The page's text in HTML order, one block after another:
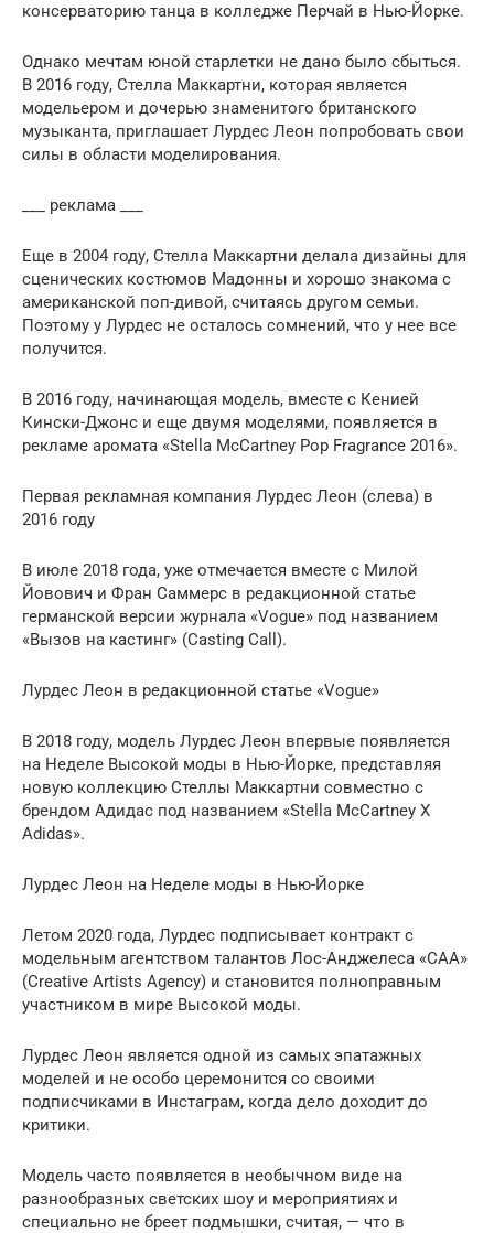
консерваторию танца в колледже Перчай в Нью-Йорке.
Однако мечтам юной старлетки не дано было сбыться.
В 2016 году, Стелла Маккартни, которая является
модельером и дочерью знаменитого британского
музыканта, приглашает Лурдес Леон попробовать свои
силы в области моделирования.
___ реклама ___
Еще в 2004 году, Стелла Маккартни делала дизайны для
сценических костюмов Мадонны и хорошо знакома с
американской поп-дивой, считаясь другом семьи.
Поэтому у Лурдес не осталось сомнений, что у нее все
получится.
В 2016 году, начинающая модель, вместе с Кенией
Кински-Джонс и еще двумя моделями, появляется в
рекламе аромата «Stella McCartney Pop Fragrance 2016».
Первая рекламная компания Лурдес Леон (слева) в
2016 году
В июле 2018 года, уже отмечается вместе с Милой
Йовович и Фран Саммерс в редакционной статье
германской версии журнала «Vogue» под названием
«Вызов на кастинг» (Casting Call).
Лурдес Леон в редакционной статье «Vogue»
В 2018 году, модель Лурдес Леон впервые появляется
на Неделе Высокой моды в Нью-Йорке, представляя
новую коллекцию Стеллы Маккартни совместно с
брендом Адидас под названием «Stella McCartney X
Adidas».
Лурдес Леон на Неделе моды в Нью-Йорке
Летом 2020 года, Лурдес подписывает контракт с
модельным агентством талантов Лос-Анджелеса «CAA»
(Creative Artists Agency) и становится полноправным
участником в мире Высокой моды.
Лурдес Леон является одной из самых эпатажных
моделей и не особо церемонится со своими
подписчиками в Инстаграм, когда дело доходит до
критики.
Модель часто появляется в необычном виде на
разнообразных светских шоу и мероприятиях и
специально не бреет подмышки, считая, — что в